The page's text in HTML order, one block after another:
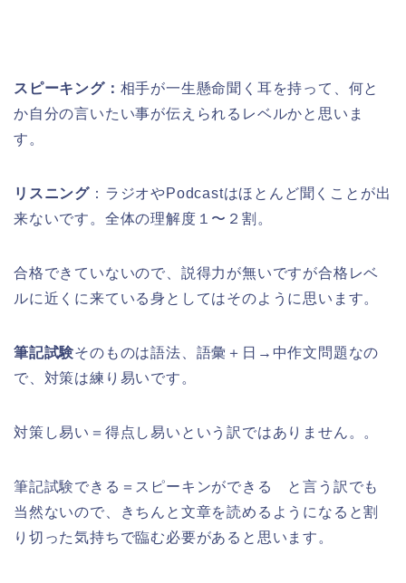
スピーキング： 相手が一生懸命聞く耳を持って、何と
か自分の言いたい事が伝えられるレベルかと思いま
す。
リスニング ：ラジオやPodcastはほとんど聞くことが出
来ないです。全体の理解度１〜２割。
合格できていないので、説得力が無いですが合格レベ
ルに近くに来ている身としてはそのように思います。
筆記試験そのものは語法、語彙＋日→中作文問題なの
で、対策は練り易いです。
対策し易い＝得点し易いという訳ではありません。。
筆記試験できる＝スピーキンができる と言う訳でも
当然ないので、きちんと文章を読めるようになると割
り切った気持ちで臨む必要があると思います。